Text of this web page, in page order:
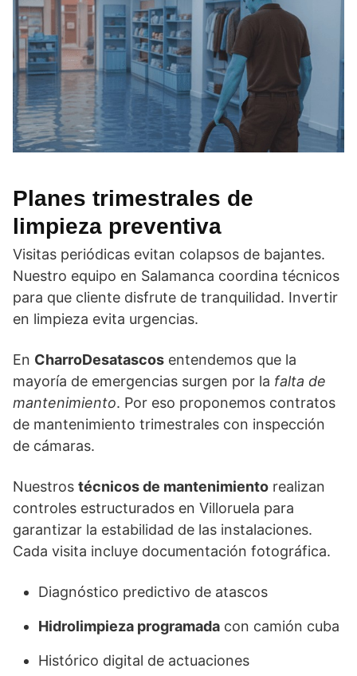
Planes trimestrales de
limpieza preventiva
Visitas periódicas evitan colapsos de bajantes.
Nuestro equipo en Salamanca coordina técnicos
para que cliente disfrute de tranquilidad. Invertir
en limpieza evita urgencias.
En CharroDesatascos entendemos que la
mayoría de emergencias surgen por la falta de
mantenimiento. Por eso proponemos contratos
de mantenimiento trimestrales con inspección
de cámaras.
Nuestros técnicos de mantenimiento realizan
controles estructurados en Villoruela para
garantizar la estabilidad de las instalaciones.
Cada visita incluye documentación fotográfica.
Diagnóstico predictivo de atascos
Hidrolimpieza programada con camión cuba
Histórico digital de actuaciones